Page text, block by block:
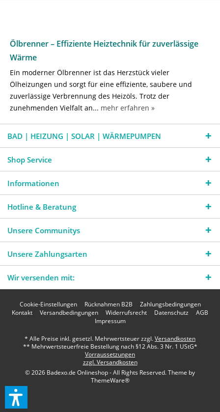
Ölbrenner – Effiziente Heiztechnik für zuverlässige
Wärme
Ein moderner Ölbrenner ist das Herzstück vieler
Ölheizungen und sorgt für eine effiziente, saubere und
zuverlässige Verbrennung des Heizöls. Trotz der
zunehmenden Vielfalt an... mehr erfahren »
BAD | HEIZUNG | SOLAR | WÄRMEPUMPEN
Shop Service
Informationen
Hotline & Beratung
Unsere Communitys
Unsere Zahlungsarten
Wir versenden mit:
Cookie-Einstellungen Rücknahmen B2B
Zahlungsbedingungen
Kontakt
Versandbedingungen Widerrufsrecht Datenschutz
AGB
Impressum
* Alle Preise inkl. gesetzl. Mehrwertsteuer zzgl.Versandkosten
** Mehrwertsteuerfreie Bestellung nach §12 Abs. 3 Nr. 1 UStG*
Vorraussetzungen
zzgl. Versandkosten
© 2026 Badexo.de Onlineshop - All Rights Reserved. Theme by
ThemeWare®